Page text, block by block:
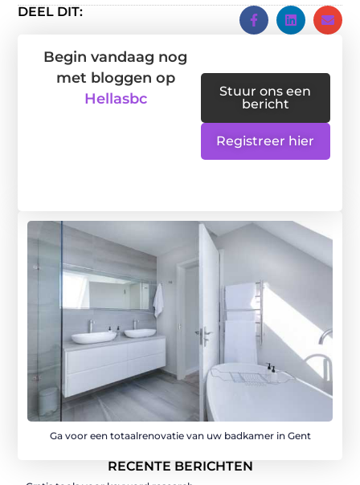
DEEL DIT:
Ga voor een totaalrenovatie van uw badkamer in Gent
RECENTE BERICHTEN
Begin vandaag nog
met bloggen op
Hellasbc
Stuur ons een
bericht
Registreer hier